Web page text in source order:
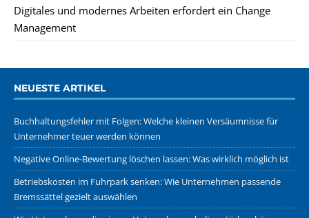
Digitales und modernes Arbeiten erfordert ein Change
Management
NEUESTE ARTIKEL
Buchhaltungsfehler mit Folgen: Welche kleinen Versäumnisse für
Unternehmer teuer werden können
Negative Online-Bewertung löschen lassen: Was wirklich möglich ist
Betriebskosten im Fuhrpark senken: Wie Unternehmen passende
Bremssättel gezielt auswählen